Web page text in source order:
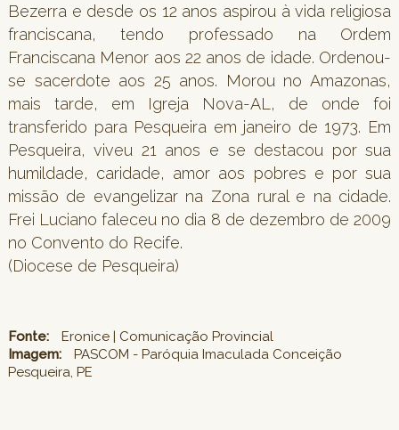
Bezerra e desde os 12 anos aspirou à vida religiosa
franciscana, tendo professado na Ordem
Franciscana Menor aos 22 anos de idade. Ordenou-
se sacerdote aos 25 anos. Morou no Amazonas,
mais tarde, em Igreja Nova-AL, de onde foi
transferido para Pesqueira em janeiro de 1973. Em
Pesqueira, viveu 21 anos e se destacou por sua
humildade, caridade, amor aos pobres e por sua
missão de evangelizar na Zona rural e na cidade.
Frei Luciano faleceu no dia 8 de dezembro de 2009
no Convento do Recife.
(Diocese de Pesqueira)
Fonte:
Eronice | Comunicação Provincial
Imagem:
PASCOM - Paróquia Imaculada Conceição
Pesqueira, PE